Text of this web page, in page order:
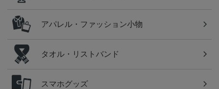
アパレル・ファッション小物
タオル・リストバンド
スマホグッズ